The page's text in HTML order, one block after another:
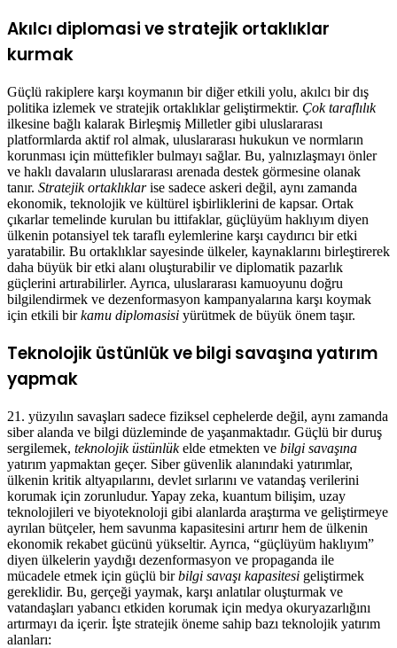
Akılcı diplomasi ve stratejik ortaklıklar
kurmak
Güçlü rakiplere karşı koymanın bir diğer etkili yolu, akılcı bir dış
politika izlemek ve stratejik ortaklıklar geliştirmektir. Çok taraflılık
ilkesine bağlı kalarak Birleşmiş Milletler gibi uluslararası
platformlarda aktif rol almak, uluslararası hukukun ve normların
korunması için müttefikler bulmayı sağlar. Bu, yalnızlaşmayı önler
ve haklı davaların uluslararası arenada destek görmesine olanak
tanır. Stratejik ortaklıklarise sadece askeri değil, aynı zamanda
ekonomik, teknolojik ve kültürel işbirliklerini de kapsar. Ortak
çıkarlar temelinde kurulan bu ittifaklar, güçlüyüm haklıyım diyen
ülkenin potansiyel tek taraflı eylemlerine karşı caydırıcı bir etki
yaratabilir. Bu ortaklıklar sayesinde ülkeler, kaynaklarını birleştirerek
daha büyük bir etki alanı oluşturabilir ve diplomatik pazarlık
güçlerini artırabilirler. Ayrıca, uluslararası kamuoyunu doğru
bilgilendirmek ve dezenformasyon kampanyalarına karşı koymak
için etkili birkamu diplomasisi yürütmek de büyük önem taşır.
Teknolojik üstünlük ve bilgi savaşına yatırım
yapmak
21. yüzyılın savaşları sadece fiziksel cephelerde değil, aynı zamanda
siber alanda ve bilgi düzleminde de yaşanmaktadır. Güçlü bir duruş
sergilemek, teknolojik üstünlükelde etmekten ve bilgi savaşına
yatırım yapmaktan geçer. Siber güvenlik alanındaki yatırımlar,
ülkenin kritik altyapılarını, devlet sırlarını ve vatandaş verilerini
korumak için zorunludur. Yapay zeka, kuantum bilişim, uzay
teknolojileri ve biyoteknoloji gibi alanlarda araştırma ve geliştirmeye
ayrılan bütçeler, hem savunma kapasitesini artırır hem de ülkenin
ekonomik rekabet gücünü yükseltir. Ayrıca, “güçlüyüm haklıyım”
diyen ülkelerin yaydığı dezenformasyon ve propaganda ile
mücadele etmek için güçlü birbilgi savaşı kapasitesi geliştirmek
gereklidir. Bu, gerçeği yaymak, karşı anlatılar oluşturmak ve
vatandaşları yabancı etkiden korumak için medya okuryazarlığını
artırmayı da içerir. İşte stratejik öneme sahip bazı teknolojik yatırım
alanları: